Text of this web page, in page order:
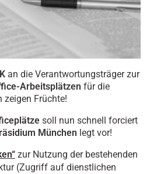
an die Verantwortungsträger zur
Arbeitsplätzen für die
zeigen Früchte!
soll nun schnell forciert
München legt vor!
zur Nutzung der bestehenden
(Zugriff auf dienstlichen